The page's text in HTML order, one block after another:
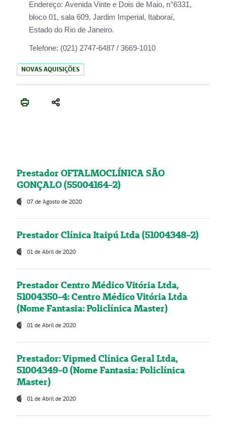
Endereço: Avenida Vinte e Dois de Maio, n°6331,
bloco 01, sala 609, Jardim Imperial, Itaboraí,
Estado do Rio de Janeiro.
Telefone: (021) 2747-6487 / 3669-1010
NOVAS AQUISIÇÕES
Prestador OFTALMOCLÍNICA SÃO
GONÇALO (55004164-2)
07 de Agosto de 2020
Prestador Clínica Itaipú Ltda (51004348-2)
01 de Abril de 2020
Prestador Centro Médico Vitória Ltda,
51004350-4: Centro Médico Vitória Ltda
(Nome Fantasia: Policlínica Master)
01 de Abril de 2020
Prestador: Vipmed Clínica Geral Ltda,
51004349-0 (Nome Fantasia: Policlínica
Master)
01 de Abril de 2020